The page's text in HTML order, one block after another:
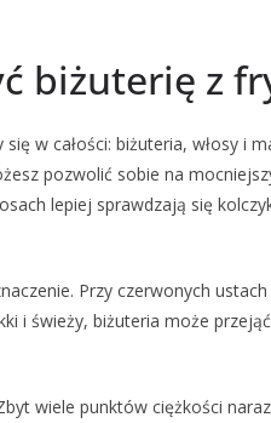
biżuterię z
się w całości: biżuteria, włosy i
pozwolić sobie na
lepiej sprawdzają się
Przy czerwonych
i świeży, biżuteria może
wiele punktów ciężkości